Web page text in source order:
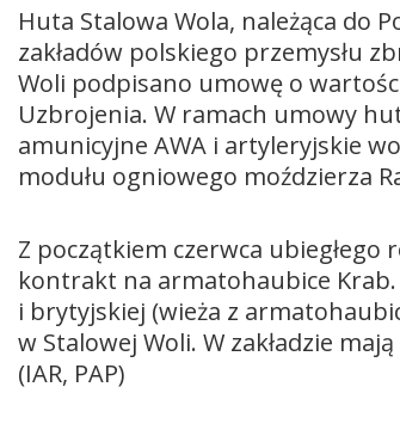
Huta Stalowa Wola, należąca do
zakładów polskiego przemysłu
Woli podpisano umowę o
Uzbrojenia. W ramach umowy
amunicyjne AWA i artyleryjskie
modułu ogniowego moździerza
Z początkiem czerwca
kontrakt na armatohaubice
i brytyjskiej (wieża z
w Stalowej Woli. W zakładzie
(IAR, PAP)